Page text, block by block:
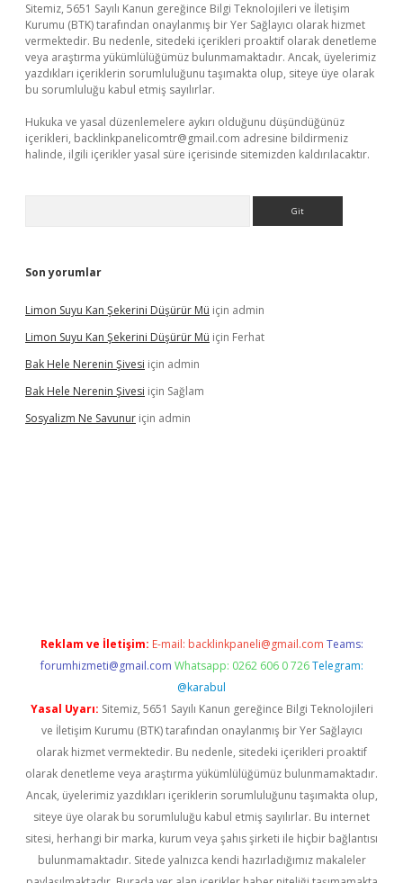
Sitemiz, 5651 Sayılı Kanun gereğince Bilgi Teknolojileri ve İletişim
Kurumu (BTK) tarafından onaylanmış bir Yer Sağlayıcı olarak hizmet
vermektedir. Bu nedenle, sitedeki içerikleri proaktif olarak denetleme
veya araştırma yükümlülüğümüz bulunmamaktadır. Ancak, üyelerimiz
yazdıkları içeriklerin sorumluluğunu taşımakta olup, siteye üye olarak
bu sorumluluğu kabul etmiş sayılırlar.
Hukuka ve yasal düzenlemelere aykırı olduğunu düşündüğünüz
içerikleri, backlinkpanelicomtr@gmail.com adresine bildirmeniz
halinde, ilgili içerikler yasal süre içerisinde sitemizden kaldırılacaktır.
Son yorumlar
Limon Suyu Kan Şekerini Düşürür Mü için admin
Limon Suyu Kan Şekerini Düşürür Mü için Ferhat
Bak Hele Nerenin Şivesi için admin
Bak Hele Nerenin Şivesi için Sağlam
Sosyalizm Ne Savunur için admin
Reklam ve İletişim: E-mail: backlinkpaneli@gmail.com Teams:
forumhizmeti@gmail.com Whatsapp: 0262 606 0 726 Telegram:
@karabul
Yasal Uyarı: Sitemiz, 5651 Sayılı Kanun gereğince Bilgi Teknolojileri
ve İletişim Kurumu (BTK) tarafından onaylanmış bir Yer Sağlayıcı
olarak hizmet vermektedir. Bu nedenle, sitedeki içerikleri proaktif
olarak denetleme veya araştırma yükümlülüğümüz bulunmamaktadır.
Ancak, üyelerimiz yazdıkları içeriklerin sorumluluğunu taşımakta olup,
siteye üye olarak bu sorumluluğu kabul etmiş sayılırlar. Bu internet
sitesi, herhangi bir marka, kurum veya şahıs şirketi ile hiçbir bağlantısı
bulunmamaktadır. Sitede yalnızca kendi hazırladığımız makaleler